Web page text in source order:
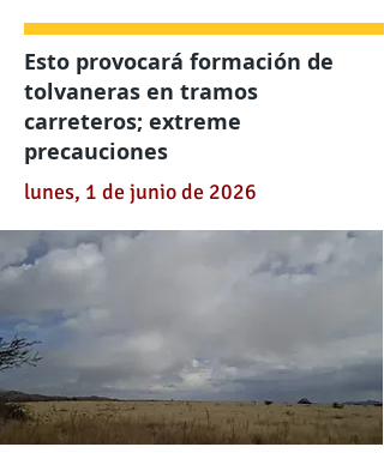
Esto provocará formación de
tolvaneras en tramos
carreteros; extreme
precauciones
lunes, 1 de junio de 2026